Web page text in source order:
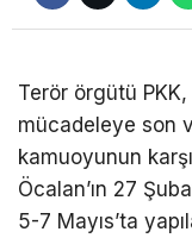
EĞITIM
DIĞER
Terör örgütü PKK,
mücadeleye son
kamuoyunun
Öcalan’ın 27
5-7 Mayıs’ta